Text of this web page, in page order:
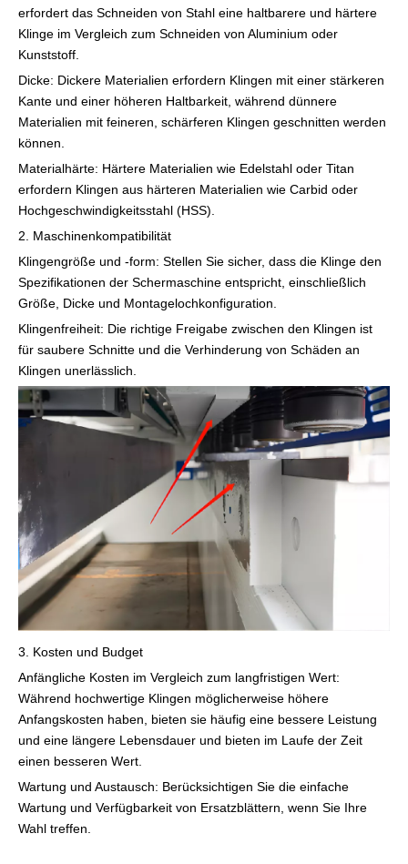
erfordert das Schneiden von Stahl eine haltbarere und härtere
Klinge im Vergleich zum Schneiden von Aluminium oder
Kunststoff.
Dicke: Dickere Materialien erfordern Klingen mit einer stärkeren
Kante und einer höheren Haltbarkeit, während dünnere
Materialien mit feineren, schärferen Klingen geschnitten werden
können.
Materialhärte: Härtere Materialien wie Edelstahl oder Titan
erfordern Klingen aus härteren Materialien wie Carbid oder
Hochgeschwindigkeitsstahl (HSS).
2. Maschinenkompatibilität
Klingengröße und -form: Stellen Sie sicher, dass die Klinge den
Spezifikationen der Schermaschine entspricht, einschließlich
Größe, Dicke und Montagelochkonfiguration.
Klingenfreiheit: Die richtige Freigabe zwischen den Klingen ist
für saubere Schnitte und die Verhinderung von Schäden an
Klingen unerlässlich.
3. Kosten und Budget
Anfängliche Kosten im Vergleich zum langfristigen Wert:
Während hochwertige Klingen möglicherweise höhere
Anfangskosten haben, bieten sie häufig eine bessere Leistung
und eine längere Lebensdauer und bieten im Laufe der Zeit
einen besseren Wert.
Wartung und Austausch: Berücksichtigen Sie die einfache
Wartung und Verfügbarkeit von Ersatzblättern, wenn Sie Ihre
Wahl treffen.